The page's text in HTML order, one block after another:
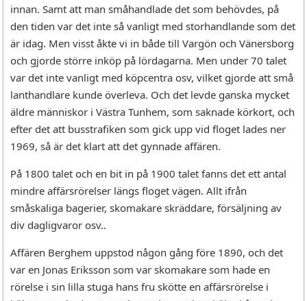
innan. Samt att man småhandlade det som behövdes, på
den tiden var det inte så vanligt med storhandlande som det
är idag. Men visst åkte vi in både till Vargön och Vänersborg
och gjorde större inköp på lördagarna. Men under 70 talet
var det inte vanligt med köpcentra osv, vilket gjorde att små
lanthandlare kunde överleva. Och det levde ganska mycket
äldre människor i Västra Tunhem, som saknade körkort, och
efter det att busstrafiken som gick upp vid floget lades ner
1969, så är det klart att det gynnade affären.
På 1800 talet och en bit in på 1900 talet fanns det ett antal
mindre affärsrörelser längs floget vägen. Allt ifrån
småskaliga bagerier, skomakare skräddare, försäljning av
div dagligvaror osv..
Affären Berghem uppstod någon gång före 1890, och det
var en Jonas Eriksson som var skomakare som hade en
rörelse i sin lilla stuga hans fru skötte en affärsrörelse i